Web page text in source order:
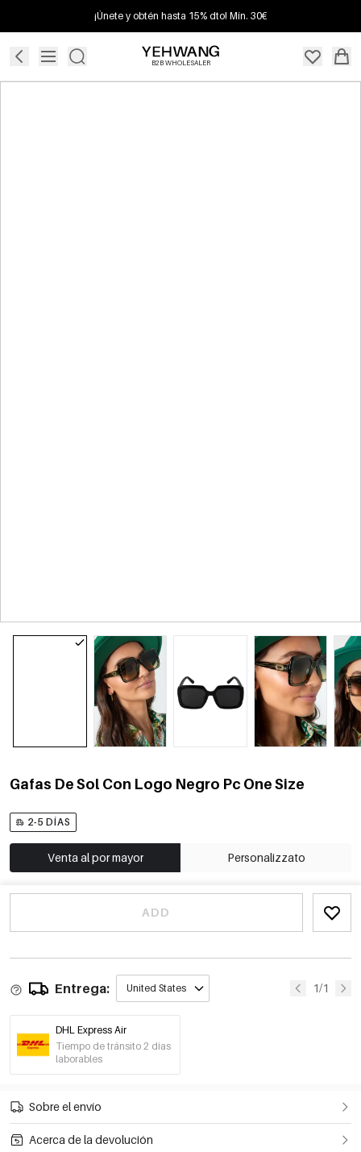
¡Únete y obtén hasta 15% dto! Mín. 30€
B2B WHOLESALER
Gafas De Sol Con Logo Negro Pc One Size
2-5 DÍAS
Venta al por mayor Personalizzato
ADD
Entrega: United States 1/1
DHL Express Air
Tiempo de tránsito 2 días
laborables
Sobre el envío
Acerca de la devolución